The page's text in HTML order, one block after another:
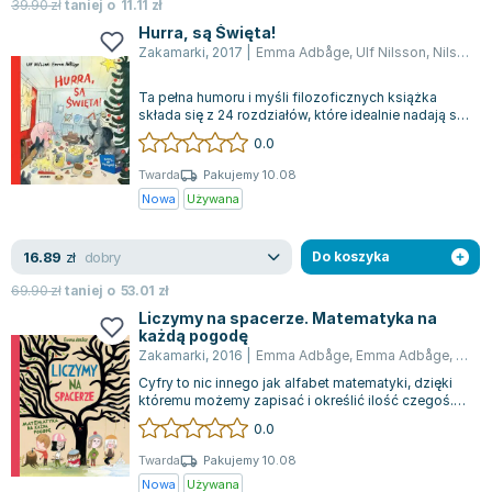
Książki o naukach politycznych dla studentów
Książki do nauk przyrodniczych dla studentów
Książki do nauk społecznych dla studentów
Książki do nauk ścisłych dla studentów
Prawo - książki dla studentów
Technologia żywności - książki
Zarządzanie i marketing - książki
Podręczniki dla nauczycieli - metodyka
Repetytoria, testy i materiały pomocnicze
Bolesław Prus
Clive Cussler
Wanda Chotomska
Józef Ignacy Kraszewski
Clive Staples Lewis
Martyna Wojciechowska
Melissa De la Cruz
Jaś Kapela
Agatha Christie
Witold Gadowski
Jan Pietrzak
Marcin Kowalczyk
Piotr Zychowicz
Joanna Jabłczyńska
Piotr Kościelny
39.90złtaniej o 11.11 zł
Hurra, są Święta!
Zakamarki, 2017 Emma Adbåge, Ulf Nilsson, Nilson Ulf
Ta pełna humoru i myśli filozoficznych książka
składa się z 24 rozdziałów, które idealnie nadają się
na wieczorne czytanie w grudn...
0.0
Twarda
Pakujemy 10.08
Nowa
Używana
16.89 zł dobry
69.90złtaniej o 53.01 zł
Do koszyka
Liczymy na spacerze. Matematyka na
każdą pogodę
Zakamarki, 2016 Emma Adbåge, Emma Adbåge,
Cyfry to nic innego jak alfabet matematyki, dzięki
któremu możemy zapisać i określić ilość czegoś.
Ale jak to robić precyzyjnie? K...
0.0
Twarda
Pakujemy 10.08
Nowa
Używana